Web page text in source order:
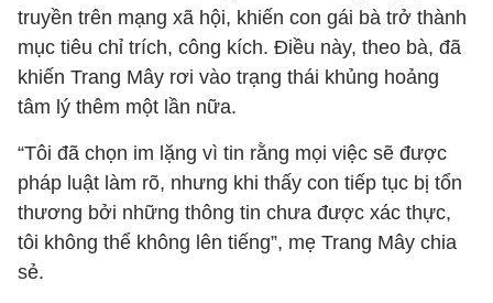
truyền trên mạng xã hội, khiến con gái bà trở thành
mục tiêu chỉ trích, công kích. Điều này, theo bà, đã
khiến Trang Mây rơi vào trạng thái khủng hoảng
tâm lý thêm một lần nữa.
“Tôi đã chọn im lặng vì tin rằng mọi việc sẽ được
pháp luật làm rõ, nhưng khi thấy con tiếp tục bị tổn
thương bởi những thông tin chưa được xác thực,
tôi không thể không lên tiếng”, mẹ Trang Mây chia
sẻ.